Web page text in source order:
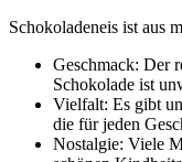
Schokoladeneis ist aus
Geschmack: Der
Schokolade ist
Vielfalt: Es gibt
die für jeden
Nostalgie: Viele